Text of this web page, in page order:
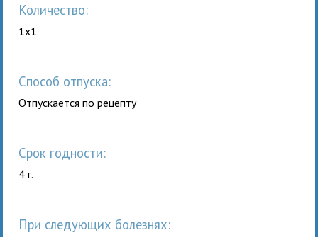
Количество:
1x1
Способ отпуска:
Отпускается по рецепту
Срок годности:
4 г.
При следующих болезнях: